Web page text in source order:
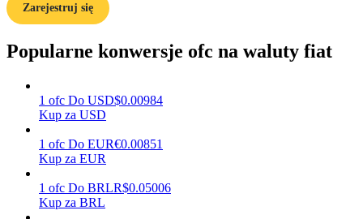
Zarabiać
Mocna Świnka
Codziennie zdobywaj konkurencyjne nagrody
Zarejestruj się
Popularne konwersje ofc na waluty fiat
1 ofc Do USD$0.00984
Kup za USD
1 ofc Do EUR€0.00851
Kup za EUR
1 ofc Do BRLR$0.05006
Kup za BRL